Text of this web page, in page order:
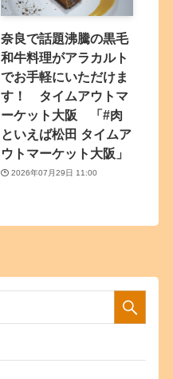
奈良で話題沸騰の黒毛
和牛料理がアラカルト
でお手軽にいただけま
す！ タイムアウトマ
ーケット大阪 「#肉
といえば松田 タイムア
ウトマーケット大阪」
2026年07月29日 11:00